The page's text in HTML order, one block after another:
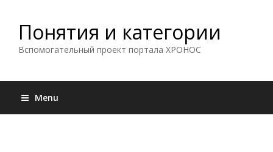
Понятия и категории
Вспомогательный проект портала ХРОНОС
Menu